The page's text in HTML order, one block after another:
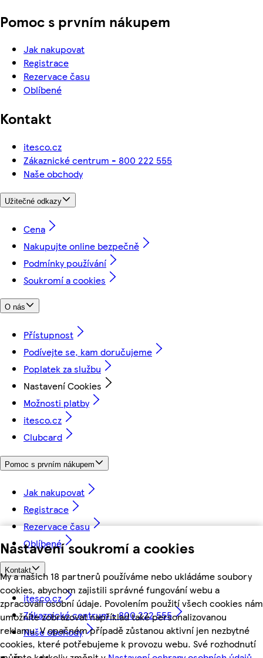
Nastavení soukromí a cookies
My a našich 18 partnerů používáme nebo ukládáme soubory
cookies, abychom zajistili správné fungování webu a
zpracovali osobní údaje. Povolením použití všech cookies nám
umožníte zobrazovat například také personalizovanou
reklamu. V opačném případě zůstanou aktivní jen nezbytné
cookies, které potřebujeme k provozu webu. Své rozhodnutí
Pomoc s prvním nákupem
Jak nakupovat
Registrace
Rezervace času
Oblíbené
Kontakt
itesco.cz
Zákaznické centrum - 800 222 555
Naše obchody
Užitečné odkazy
Cena
Nakupujte online bezpečně
Podmínky používání
Soukromí a cookies
O nás
Přístupnost
Podívejte se, kam doručujeme
Poplatek za službu
Nastavení Cookies
Možnosti platby
itesco.cz
Clubcard
Pomoc s prvním nákupem
Jak nakupovat
Registrace
Rezervace času
Oblíbené
Kontakt
itesco.cz
Zákaznické centrum - 800 222 555
Naše obchody